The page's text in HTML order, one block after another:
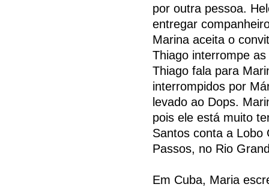
por outra pessoa.
entregar
Marina aceita o
Thiago interrompe
Thiago fala para
interrompidos por
levado ao Dops.
pois ele está muito
Santos conta a Lobo
Passos, no Rio
Em Cuba, Maria